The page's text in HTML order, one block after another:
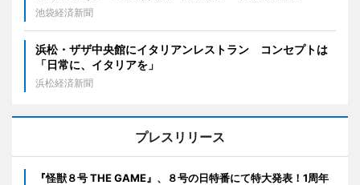
池袋経済新聞
浜松・ザザ中央館にイタリアンレストラン コンセプトは
「日常に、イタリアを」
浜松経済新聞
プレスリリース
『怪獣８号 THE GAME』、８号の日特番にて特大発表！1周年